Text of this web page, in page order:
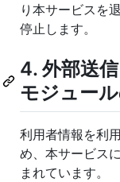
り本サービスを
停止します。
4. 外部送
モジュー
利用者情報を利
め、本サービス
まれています。